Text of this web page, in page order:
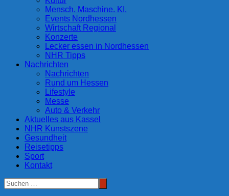
Mensch. Maschine. KI.
Events Nordhessen
Wirtschaft Regional
Konzerte
Lecker essen in Nordhessen
NHR Tipps
Nachrichten
Nachrichten
Rund um Hessen
Lifestyle
Messe
Auto & Verkehr
Aktuelles aus Kassel
NHR Kunstszene
Gesundheit
Reisetipps
Sport
Kontakt